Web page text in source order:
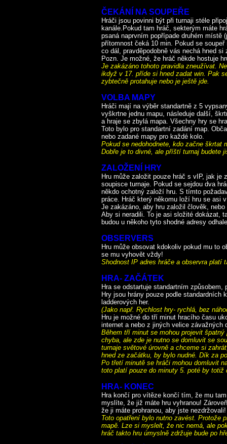
ČEKÁNÍ NA SOUPEŘE
Hráči jsou povinni být při turnaji stéle
kanále.Pokud tam hráč, sekterým máte
psaná naprvním popřípade druhém místě
přítomnost čeká 10 min. Pokud se
co dál, pravděpodobně vás nechá hned si
Pozn. Je možné, že hráč někde hostuje
Je zakázáno tohoto pravidla zneužívat.
ikdyž v 17. příde si hned zadat win. Pak
zybtečně protahuje nebo je ještě jde.
VOLBA MAPY
Hráči mají na výběr standartně z 5
vyškrtne jednu mapu, následuje další,
a hraje se zbylá mapa. Všechny hry se
Toto bylo pro standartní zadání map.
nebo zadané mapy pro každé kolo.
Pokud se nedohodnete, kdo začne škrtat
Dobře je to divné, ale příští turnaj budete
ZALOŽENÍ HRY
Hru může založit pouze hráč s vIP, jak je
soupisce turnaje. Pokud se sejdou dva
někdo ochotný založí hru. S tímto
práce. Hráč který někomu loží hru se asi
Je zakázáno, aby hru založil člověk,
Aby si neradili. To je asi složité dokázat,
budou u někoho tyto shodné adresy
OBSERVERS
Hru může obsovat kdokoliv pokud mu to
se mu vyhovět vždy!
Shodnost IP adres hráče a observra platí
HRA- ZAČÁTEK
Hra se odstartuje standartním způsobem,
Hry jsou hrány pouze podle standardních
ladderových her.
(Jako např. Rychlost hry- rychlá, bez
Hru je možné do tří minut hracího času
internet a nebo z jiných velice závažných
Během tří minut se mohou projevit
chyba, ale zde je nutno se domluvit se
turnaje světové úrovně a chceme si
hned ze začátku, by bylo nudné. Dík za
Po třetí minutě se hráči mohou domluvit
toto platí pouze do minuty 5. poté by
HRA- KONEC
Hra končí pro vítěze končí tím, že mu
myslíte, že již máte hru vyhranou!
že ji máte prohranou, aby jste nezdržovali!
Toto opatření bylo nutno zavést. Protože
mapě. Lze si myslelt, že nic nemá, ale
hráč takto hru úmyslně zdržuje bude po